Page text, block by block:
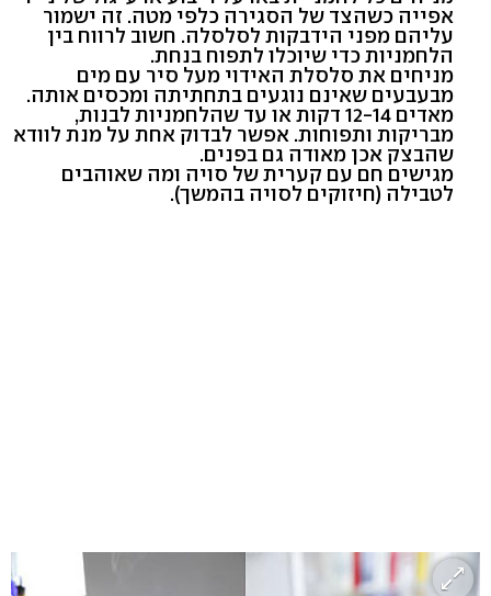
אפייה כשהצד של הסגירה כלפי מטה. זה ישמור
עליהם מפני הידבקות לסלסלה. חשוב לרווח בין
הלחמניות כדי שיוכלו לתפוח בנחת.
מניחים את סלסלת האידוי מעל סיר עם מים
מבעבעים שאינם נוגעים בתחתיתה ומכסים אותה.
מאדים 12-14 דקות או עד שהלחמניות לבנות,
מבריקות ותפוחות. אפשר לבדוק אחת על מנת לוודא
שהבצק אכן מאודה גם בפנים.
מגישים חם עם קערית של סויה ומה שאוהבים
לטבילה (חיזוקים לסויה בהמשך).